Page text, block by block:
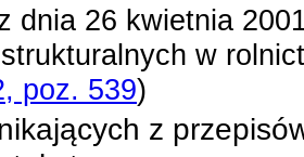
dnia 26 kwietnia
w
poz. 539)
z